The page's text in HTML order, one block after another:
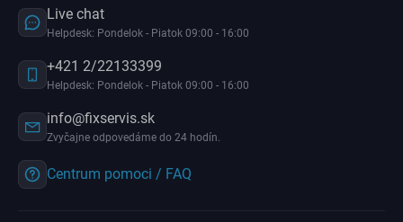
Live chat
Helpdesk: Pondelok - Piatok 09:00 - 16:00
+421 2/22133399
Helpdesk: Pondelok - Piatok 09:00 - 16:00
info@fixservis.sk
Zvyčajne odpovedáme do 24 hodín.
Centrum pomoci / FAQ